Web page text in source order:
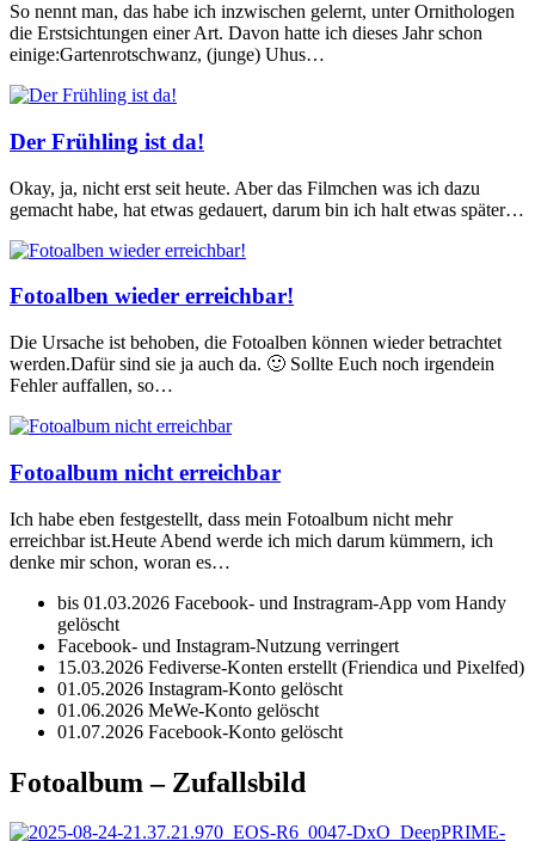
So nennt man, das habe ich inzwischen gelernt, unter Ornithologen
die Erstsichtungen einer Art. Davon hatte ich dieses Jahr schon
einige:Gartenrotschwanz, (junge) Uhus…
Der Frühling ist da!
Okay, ja, nicht erst seit heute. Aber das Filmchen was ich dazu
gemacht habe, hat etwas gedauert, darum bin ich halt etwas später…
Fotoalben wieder erreichbar!
Die Ursache ist behoben, die Fotoalben können wieder betrachtet
werden.Dafür sind sie ja auch da. 🙂 Sollte Euch noch irgendein
Fehler auffallen, so…
Fotoalbum nicht erreichbar
Ich habe eben festgestellt, dass mein Fotoalbum nicht mehr
erreichbar ist.Heute Abend werde ich mich darum kümmern, ich
denke mir schon, woran es…
bis 01.03.2026 Facebook- und Instragram-App vom Handy
gelöscht
Facebook- und Instagram-Nutzung verringert
15.03.2026 Fediverse-Konten erstellt (Friendica und Pixelfed)
01.05.2026 Instagram-Konto gelöscht
01.06.2026 MeWe-Konto gelöscht
01.07.2026 Facebook-Konto gelöscht
Fotoalbum – Zufallsbild